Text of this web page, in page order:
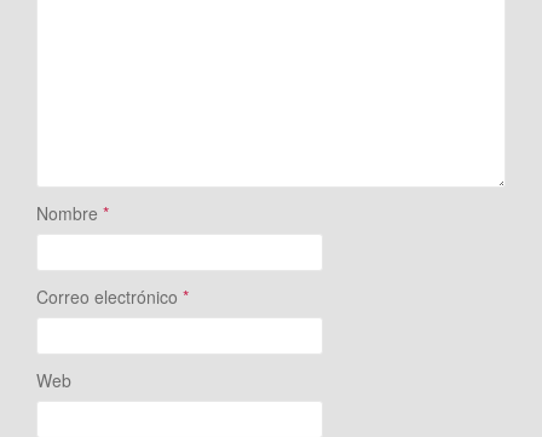
Nombre *
Correo electrónico *
Web